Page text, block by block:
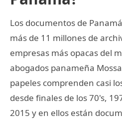
Los documentos de
más de 11 millones de
empresas más opacas del
abogados panameña
papeles comprenden casi
desde finales de los 70's,
2015 y en ellos están